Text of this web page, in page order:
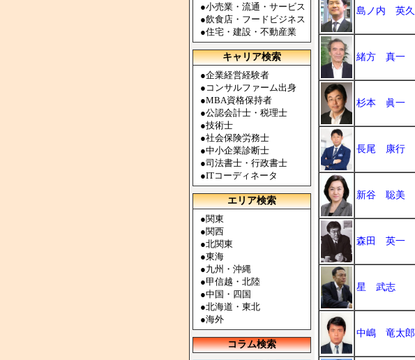
●小売業・流通・サービス
●飲食店・フードビジネス
●住宅・建設・不動産業
キャリア検索
●企業経営経験者
● コンサルファーム出身
●MBA資格保持者
●公認会計士・税理士
●技術士
●社会保険労務士
●中小企業診断士
●司法書士・行政書士
●ITコーディネータ
エリア検索
●関東
●関西
●北関東
●東海
●九州・沖縄
●甲信越・北陸
●中国・四国
●北海道・東北
●海外
コラム検索
島ノ内 英久
緒方 真一
杉本 眞一
長尾 康行
新谷 聡美
森田 英一
星 武志
中嶋 竜太郎